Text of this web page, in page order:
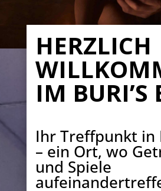
HERZLICH
IM BURI’S
Ihr Treffpunkt in
– ein Ort, wo
und Spiele